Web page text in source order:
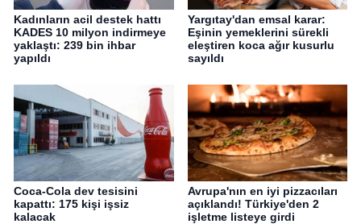
Kadınların acil destek hattı
KADES 10 milyon indirmeye
yaklaştı: 239 bin ihbar
yapıldı
Yargıtay'dan emsal karar:
Eşinin yemeklerini sürekli
eleştiren koca ağır kusurlu
sayıldı
Coca-Cola dev tesisini
kapattı: 175 kişi işsiz
kalacak
Avrupa'nın en iyi pizzacıları
açıklandı! Türkiye'den 2
işletme listeye girdi